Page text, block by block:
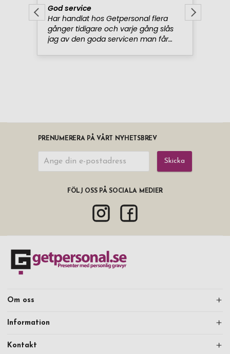
PRENUMERERA PÅ VÅRT NYHETSBREV
Skicka
FÖLJ OSS PÅ SOCIALA MEDIER
Om oss
Information
Kontakt